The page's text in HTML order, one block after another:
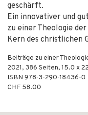
geschärft.
Ein innovativer und
zu einer Theologie
Kern des christlichen
Beiträge zu einer
2021, 386 Seiten, 15.0 x
ISBN 978-3-290-18436-0
CHF 58.00